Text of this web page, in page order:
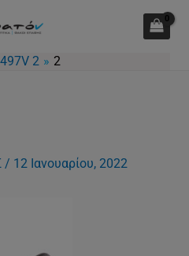
2 2
/ 12 Ιανουαρίου, 2022